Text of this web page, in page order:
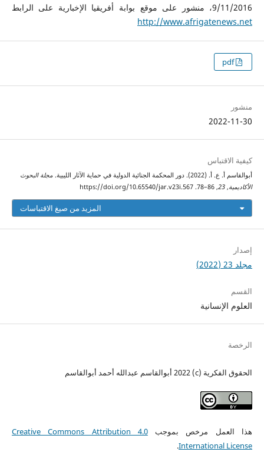
9/11/2016، منشور على موقع بوابة أفريقيا الإخبارية على الرابط
http://www.afrigatenews.net
pdf
منشور
2022-11-30
كيفية الاقتباس
أبوالقاسم أ. ع. أ. (2022). دور المحكمة الجنائية الدولية في حماية الآثار الليبية.
مجلة البحوث
الأكاديمية,
23
, 86–78. https://doi.org/10.65540/jar.v23i.567
المزيد من صيغ الاقتباسات
إصدار
مجلد 23 (2022)
القسم
العلوم الإنسانية
الرخصة
الحقوق الفكرية (c) 2022 أبوالقاسم عبدالله أحمد أبوالقاسم
هذا العمل مرخص بموجبCreative Commons Attribution 4.0
International License
.